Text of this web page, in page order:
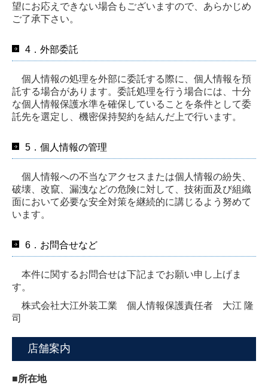
店舗案内
■所在地
望にお応えできない場合もございますので、あらかじめ
ご了承下さい。
4．外部委託
個人情報の処理を外部に委託する際に、個人情報を預
託する場合があります。委託処理を行う場合には、十分
な個人情報保護水準を確保していることを条件として委
託先を選定し、機密保持契約を結んだ上で行います。
5．個人情報の管理
個人情報への不当なアクセスまたは個人情報の紛失、
破壊、改竄、漏洩などの危険に対して、技術面及び組織
面において必要な安全対策を継続的に講じるよう努めて
います。
6．お問合せなど
本件に関するお問合せは下記までお願い申し上げま
す。
株式会社大江外装工業 個人情報保護責任者 大江 隆
司